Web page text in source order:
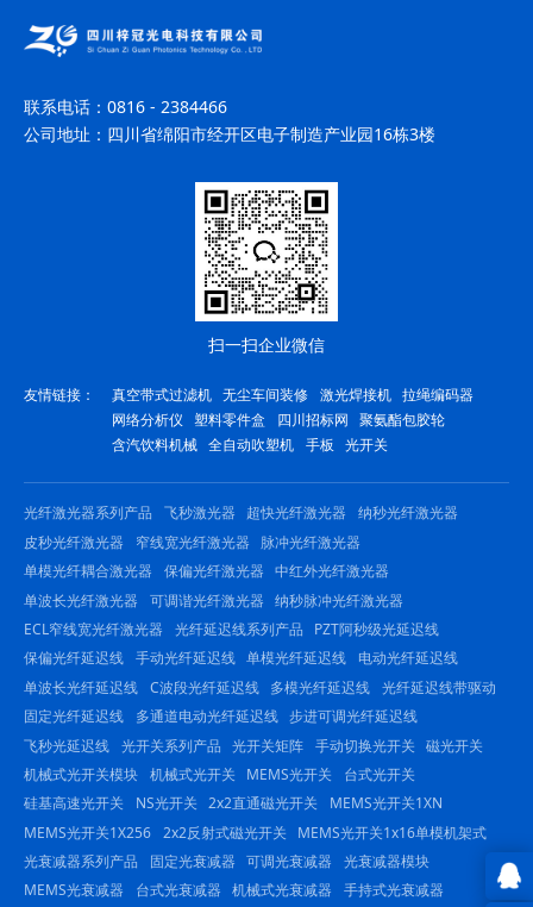
联系电话： 0816 - 2384466
公司地址： 四川省绵阳市经开区电子制造产业园16栋3楼
扫一扫企业微信
友情链接： 真空带式过滤机 无尘车间装修 激光焊接机 拉绳编码器
网络分析仪 塑料零件盒 四川招标网
聚氨酯包胶轮
含汽饮料机械 全自动吹塑机 手板 光开关
光纤激光器系列产品 飞秒激光器 超快光纤激光器
纳秒光纤激光器
皮秒光纤激光器
窄线宽光纤激光器
脉冲光纤激光器
单模光纤耦合激光器
保偏光纤激光器 中红外光纤激光器
单波长光纤激光器
可调谐光纤激光器 纳秒脉冲光纤激光器
ECL窄线宽光纤激光器
光纤延迟线系列产品
PZT阿秒级光延迟线
保偏光纤延迟线 手动光纤延迟线 单模光纤延迟线
电动光纤延迟线
单波长光纤延迟线 C波段光纤延迟线 多模光纤延迟线 光纤延迟线带驱动
固定光纤延迟线
多通道电动光纤延迟线 步进可调光纤延迟线
飞秒光延迟线 光开关系列产品 光开关矩阵 手动切换光开关 磁光开关
机械式光开关模块 机械式光开关 MEMS光开关
台式光开关
硅基高速光开关
NS光开关 2x2直通磁光开关
MEMS光开关1XN
MEMS光开关1X256 2x2反射式磁光开关
MEMS光开关1x16单模机架式
光衰减器系列产品
固定光衰减器 可调光衰减器
光衰减器模块
MEMS光衰减器
台式光衰减器 机械式光衰减器
手持式光衰减器